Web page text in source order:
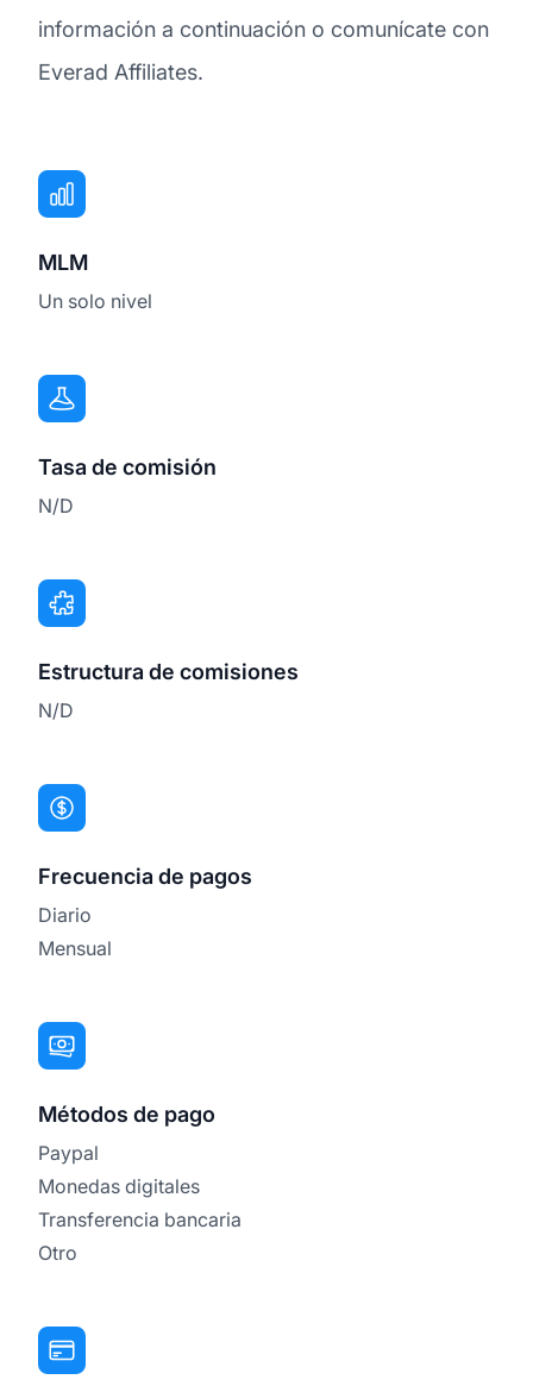
información a continuación o comunícate con
Everad Affiliates.
MLM
Un solo nivel
Tasa de comisión
N/D
Estructura de comisiones
N/D
Frecuencia de pagos
Diario
Mensual
Métodos de pago
Paypal
Monedas digitales
Transferencia bancaria
Otro